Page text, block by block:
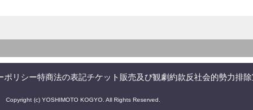
ポリシー特商法の表記チケット販売及び観劇約款反社会的勢力排
Copyright (c) YOSHIMOTO KOGYO. All Rights Reserved.